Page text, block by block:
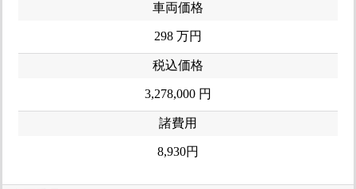
車両価格
298 万円
税込価格
3,278,000 円
諸費用
8,930円